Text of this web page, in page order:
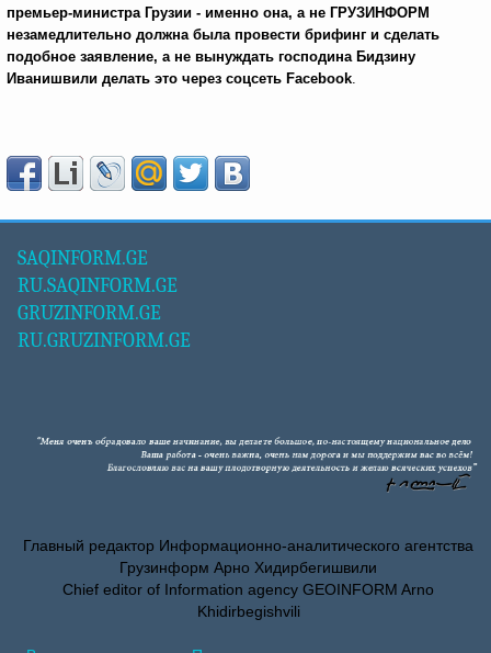
премьер-министра Грузии - именно она, а не ГРУЗИНФОРМ
незамедлительно должна была провести брифинг и сделать
подобное заявление, а не вынуждать господина Бидзину
Иванишвили делать это через соцсеть Facebook.
SAQINFORM.GE
RU.SAQINFORM.GE
GRUZINFORM.GE
RU.GRUZINFORM.GE
Главный редактор Информационно-аналитического агентства
Грузинформ Арно Хидирбегишвили
Chief editor of Information agency GEOINFORM Arno
Khidirbegishvili